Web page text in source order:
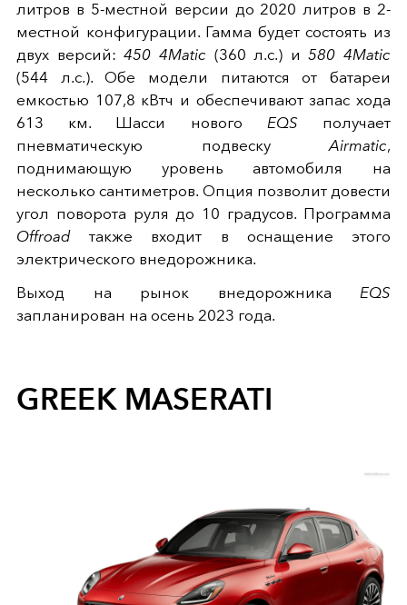
литров в 5-местной версии до 2020 литров в 2-
местной конфигурации. Гамма будет состоять из
двух версий:450 4Matic (360 л.с.) и580 4Matic
(544 л.с.). Обе модели питаются от батареи
емкостью 107,8 кВтч и обеспечивают запас хода
613 км.
Шасси нового EQSполучает
пневматическую подвескуAirmatic,
поднимающую уровень автомобиля на
несколько сантиметров. Опция позволит довести
угол поворота руля до 10 градусов. Программа
Offroad также входит в оснащение этого
электрического внедорожника.
Выход на рынок внедорожника EQS
запланирован на осень 2023 года.
GREEK MASERATI